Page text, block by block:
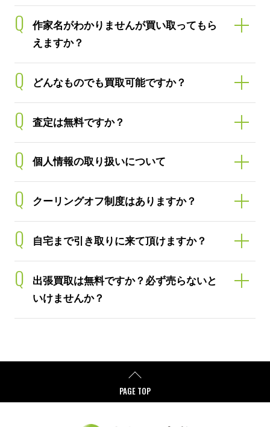
Q
作家名がわかりませんが買い取ってもら
えますか？
Q どんなものでも買取可能ですか？
Q 査定は無料ですか？
Q 個人情報の取り扱いについて
Q クーリングオフ制度はありますか？
Q 自宅まで引き取りに来て頂けますか？
Q
出張買取は無料ですか？必ず売らないと
いけませんか？
PAGE TOP